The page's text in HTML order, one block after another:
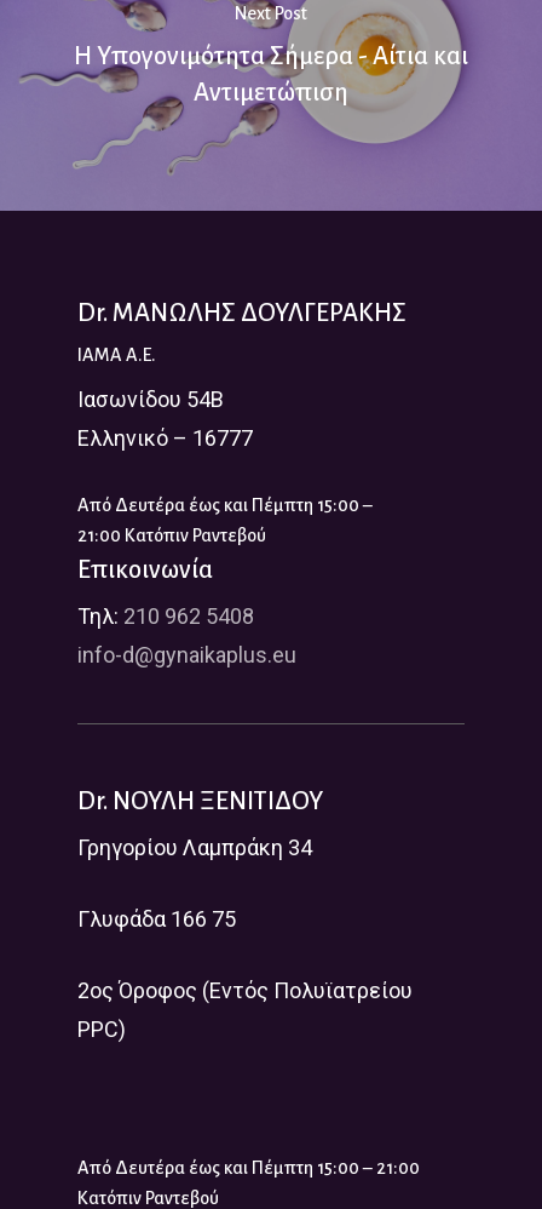
Next Post
Η Υπογονιμότητα Σήμερα - Αίτια και
Αντιμετώπιση
Dr. ΜΑΝΩΛΗΣ ΔΟΥΛΓΕΡΑΚΗΣ
IAMA A.E.
Ιασωνίδου 54Β
Ελληνικό – 16777
Από Δευτέρα έως και Πέμπτη 15:00 –
21:00 Κατόπιν Ραντεβού
Επικοινωνία
Τηλ: 210 962 5408
info-d@gynaikaplus.eu
Dr. ΝΟΥΛΗ ΞΕΝΙΤΙΔΟΥ
Γρηγορίου Λαμπράκη 34
Γλυφάδα 166 75
2ος Όροφος (Εντός Πολυϊατρείου
PPC)
Από Δευτέρα έως και Πέμπτη 15:00 – 21:00
Κατόπιν Ραντεβού